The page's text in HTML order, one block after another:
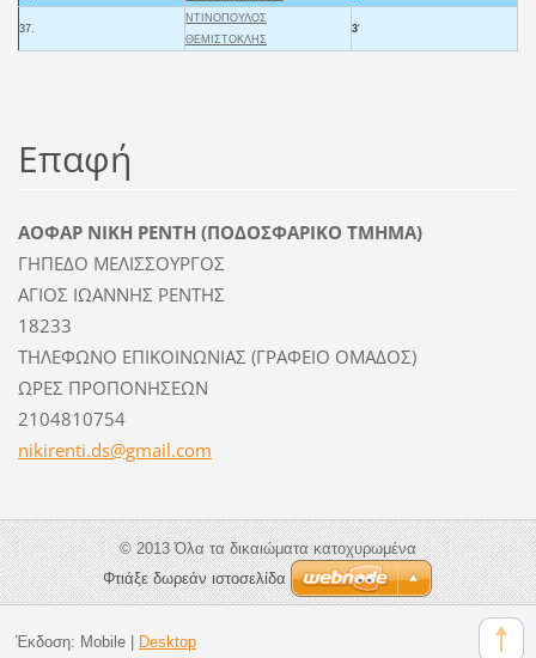
37.
ΝΤΙΝΟΠΟΥΛΟΣ
ΘΕΜΙΣΤΟΚΛΗΣ
3'
Επαφή
ΑΟΦΑΡ ΝΙΚΗ ΡΕΝΤΗ (ΠΟΔΟΣΦΑΡΙΚΟ ΤΜΗΜΑ)
ΓΗΠΕΔΟ ΜΕΛΙΣΣΟΥΡΓΟΣ
ΑΓΙΟΣ ΙΩΑΝΝΗΣ ΡΕΝΤΗΣ
18233
ΤΗΛΕΦΩΝΟ ΕΠΙΚΟΙΝΩΝΙΑΣ (ΓΡΑΦΕΙΟ ΟΜΑΔΟΣ)
ΩΡΕΣ ΠΡΟΠΟΝΗΣΕΩΝ
2104810754
nikirenti.ds@gmail.com
© 2013 Όλα τα δικαιώματα κατοχυρωμένα
Φτιάξε δωρεάν ιστοσελίδα
Έκδοση: Mobile| Desktop